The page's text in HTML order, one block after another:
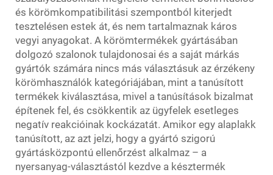
és körömkompatibilitási szempontból kiterjedt
tesztelésen estek át, és nem tartalmaznak káros
vegyi anyagokat. A körömtermékek gyártásában
dolgozó szalonok tulajdonosai és a saját márkás
gyártók számára nincs más választásuk az érzékeny
körömhasználók kategóriájában, mint a tanúsított
termékek kiválasztása, mivel a tanúsítások bizalmat
építenek fel, és csökkentik az ügyfelek esetleges
negatív reakcióinak kockázatát. Amikor egy alaplakk
tanúsított, az azt jelzi, hogy a gyártó szigorú
gyártásközpontú ellenőrzést alkalmaz – a
nyersanyag-választástól kezdve a késztermék